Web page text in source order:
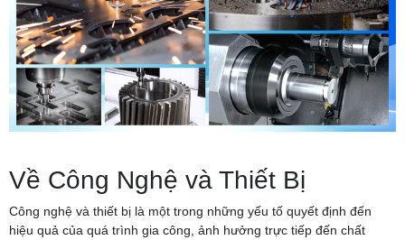
Về Công Nghệ và Thiết Bị
Công nghệ và thiết bị là một trong những yếu tố quyết định đến
hiệu quả của quá trình gia công, ảnh hưởng trực tiếp đến chất